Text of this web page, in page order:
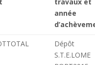
année
Dépôt
S.T.E.LOME